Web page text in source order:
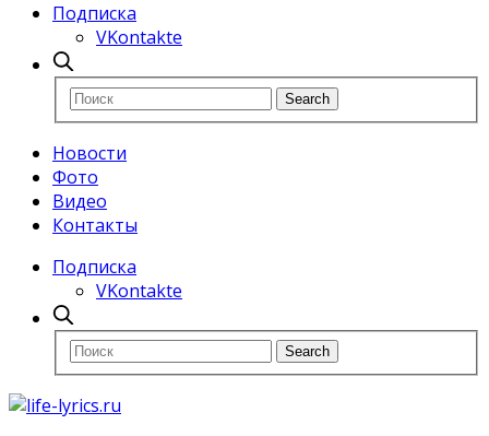
Подписка
VKontakte
Новости
Фото
Видео
Контакты
Подписка
VKontakte